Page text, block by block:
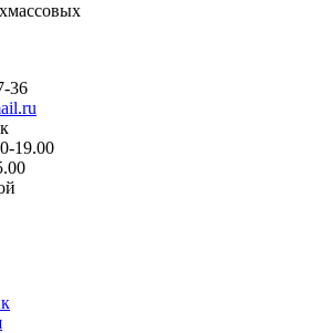
36
19.00